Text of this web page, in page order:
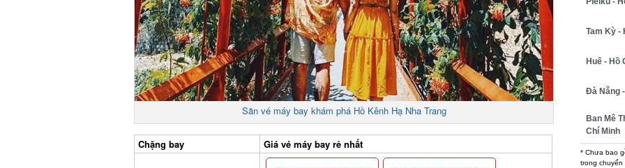
Săn vé máy bay khám phá Hồ Kênh Hạ Nha Trang
Chặng bay Giá vé máy bay rẻ nhất
Tam Kỳ -
Huế - Hồ
Đà Nẵng -
Ban Mê
Chí Minh
* Chưa bao
trong chuyến